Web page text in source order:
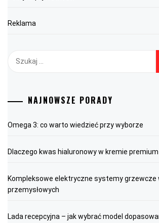
Reklama
NAJNOWSZE PORADY
Omega 3: co warto wiedzieć przy wyborze
Dlaczego kwas hialuronowy w kremie premium
Kompleksowe elektryczne systemy grzewcze
przemysłowych
Lada recepcyjna – jak wybrać model